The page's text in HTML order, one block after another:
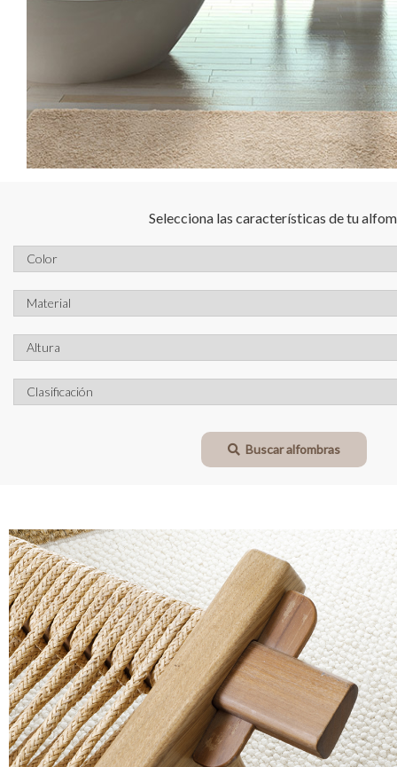
Selecciona las características de tu
Buscar alfombras